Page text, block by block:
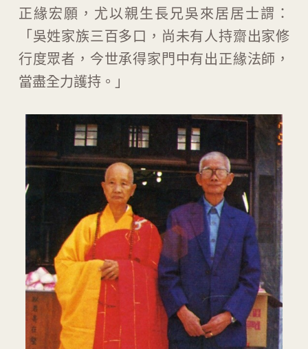
正緣宏願，尤以親生長兄吳來居居士謂：
「吳姓家族三百多口，尚未有人持齋出家修
行度眾者，今世承得家門中有出正緣法師，
當盡全力護持。」